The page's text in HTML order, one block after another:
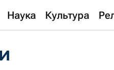
Наука Культура